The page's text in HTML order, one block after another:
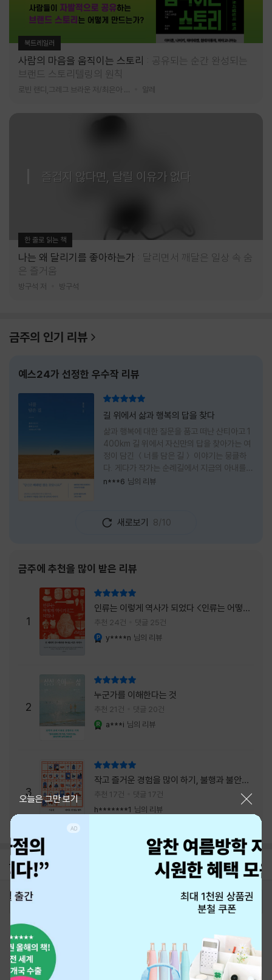
북트레일러
사람의 마음을 움직이는 스토리
공유되는 순간 완성되는
브랜드 스토리텔링의 원칙
알레
즐겁지 않다면, 달릴 이유가 없다
한 줄로 읽는 책
나는 왜 달리기를 좋아하는가
달리면서 깨달은 일상 속 숨
은 즐거움
방구석 저 방구석
금주의 인기 리뷰
예스24가 선정한 우수작 리뷰
길 위에서 삶과 행복의 답을 찾다
삶과 행복에 대한 질문을 품고 떠난 산티아고 1
400km 길 위에서 자신만의 답을 찾아가는 여
정이 담긴 ＜너를 담은 길＞ 이야기는 뭉클하
다. 게다가 작가는 순례길에서 지금의 아내를
만나 여행 로맨스의 정석인 '비포 선라이즈'를
에 작가가 소개한 다양한 도서들의 문장들을 만
나는 것 역시 읽기의 또다른 즐거움이었다. 여
누구이며어느 순간 행복을 느끼는지 질문하며
길을 떠나려고 마음 먹는 순간들을 적어내려간
문장들에 마음을 한참 머물렀다.그 부분을 발췌
해본다. "내가 온 힘을 다해 부러워하던 사람
들은 '자신이 원하는' 일을 하는 사람들이었다.
소명이라고 하던
n***6 님의 리뷰
새로보기 8/10
금주에 추천을 많이 받은 리뷰
1
인류는 이렇게 역사가 되었다 <인류는 어떻게
역사가 되었나>
추천 24건 댓글 25건
y****n 님의 리뷰
2
누군가를 이해한다는 것
추천 21건 댓글 20건
a***i 님의 리뷰
3
작고 즐거운 경험을 많이 하기, 불행과 불안을
회피하지 말기, 그리고 좋은 사람을 많이 만나
기.
추천 17건
댓글 17건
h*******1 님의 리뷰
공지 26년 NBCI 수상 안내
2026-08-01
오늘은 그만 보기
주문/배송
고객센터 1544-3800
예스이십사(주) 사업자 정보
개인정보처리방침 청소년보호정책